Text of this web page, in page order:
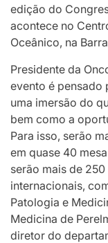
edição do
acontece no
Oceânico, na
Presidente da
evento é pensado
uma imersão do
bem como a
Para isso, serão
em quase 40
serão mais de
internacionais,
Patologia e
Medicina de
diretor do